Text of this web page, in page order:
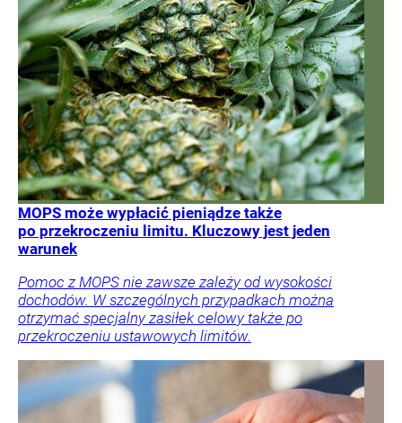
MOPS może wypłacić pieniądze także
po przekroczeniu limitu. Kluczowy jest jeden
warunek
Pomoc z MOPS nie zawsze zależy od wysokości
dochodów. W szczególnych przypadkach można
otrzymać specjalny zasiłek celowy także po
przekroczeniu ustawowych limitów.